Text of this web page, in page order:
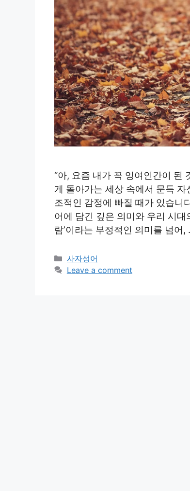
“아, 요즘 내가 꼭 잉여인간이 된
게 돌아가는 세상 속에서 문득
조적인 감정에 빠질 때가 있습니
어에 담긴 깊은 의미와 우리 시
람’이라는 부정적인 의미를 넘어,
Categories
사자성어
Leave a comment